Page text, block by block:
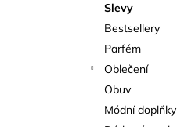
Slevy
Bestsellery
Parfém
Oblečení
Obuv
Módní doplňky